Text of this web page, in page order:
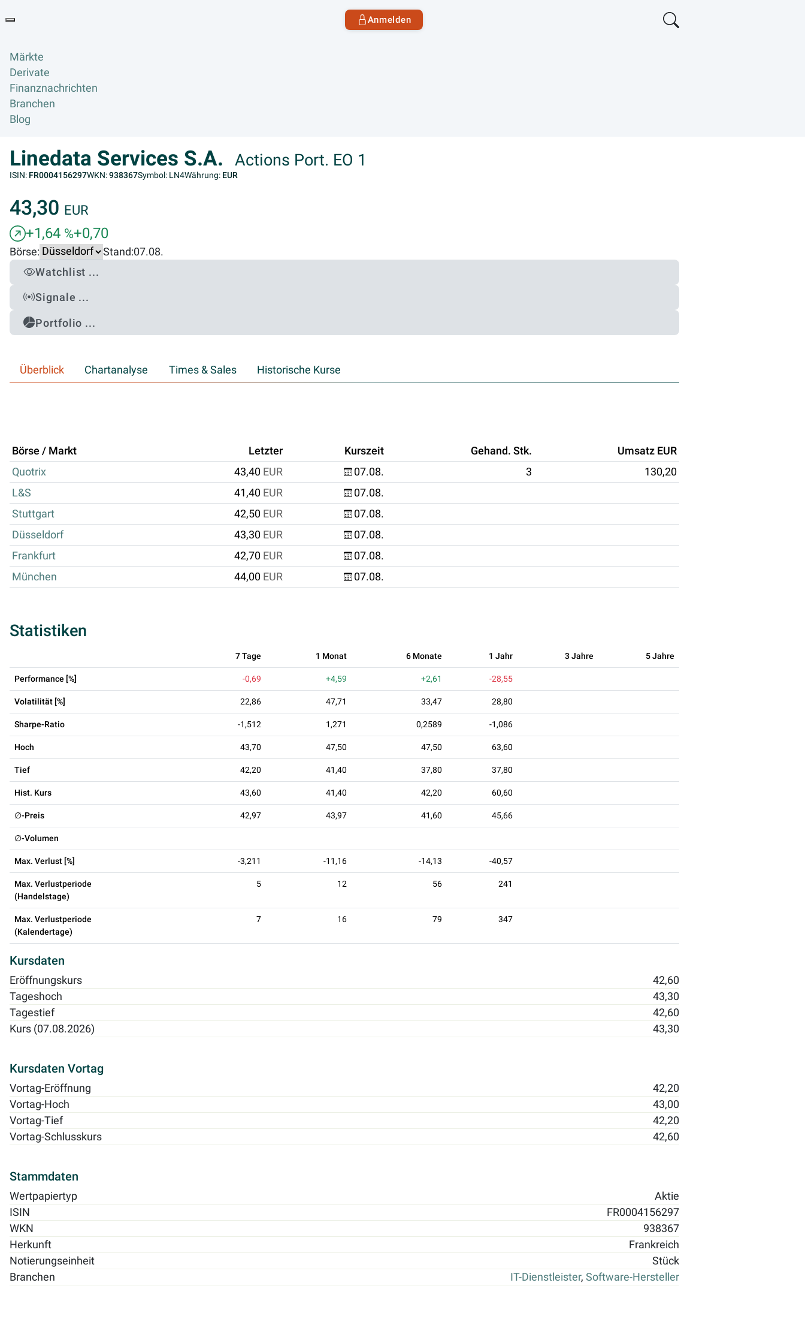
Anmelden
Märkte
Derivate
Finanznachrichten
Branchen
Blog
Linedata Services S.A. Actions Port. EO 1
ISIN: FR0004156297WKN:938367Symbol: LN4Währung: EUR
43,30 EUR
+1,64 %+0,70
Börse: Stand:07.08.
Watchlist ...
Signale ...
Portfolio ...
Überblick Chartanalyse Times & Sales Historische Kurse
Börse / Markt Letzter Kurszeit Gehand. Stk.
Umsatz EUR
Quotrix
43,40 EUR 07.08. 3
130,20
L&S
41,40 EUR
07.08.
Stuttgart
42,50 EUR
07.08.
Düsseldorf
43,30 EUR
07.08.
Frankfurt
42,70 EUR
07.08.
München
44,00 EUR 07.08.
Statistiken
7 Tage 1 Monat 6 Monate 1 Jahr 3 Jahre 5 Jahre
Performance [%] -0,69 +4,59 +2,61 -28,55
Volatilität [%] 22,86 47,71 33,47 28,80
Sharpe-Ratio -1,512 1,271 0,2589 -1,086
Hoch 43,70 47,50 47,50 63,60
Tief 42,20 41,40 37,80 37,80
Hist. Kurs 43,60 41,40 42,20 60,60
∅-Preis 42,97 43,97 41,60 45,66
∅-Volumen
Max. Verlust [%] -3,211 -11,16 -14,13 -40,57
Max. Verlustperiode
(Handelstage)
5 12 56 241
Max. Verlustperiode
(Kalendertage)
7 16 79 347
Kursdaten
Eröffnungskurs
42,60
Tageshoch
43,30
Tagestief
42,60
Kurs (07.08.2026)
43,30
Kursdaten Vortag
Vortag-Eröffnung
42,20
Vortag-Hoch
43,00
Vortag-Tief
42,20
Vortag-Schlusskurs
42,60
Stammdaten
Wertpapiertyp
Aktie
ISIN
FR0004156297
WKN
938367
Herkunft
Frankreich
Notierungseinheit
Stück
Branchen
IT-Dienstleister, Software-Hersteller